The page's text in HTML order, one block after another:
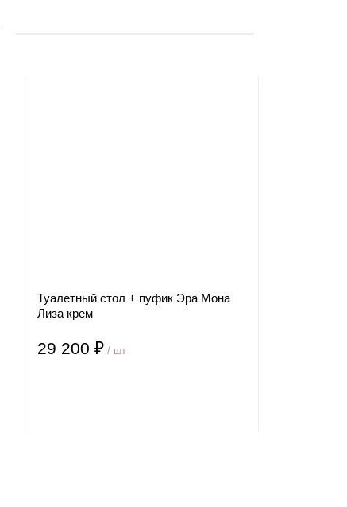
Туалетный стол + пуфик Эра Мона
Лиза крем
29 200 ₽/ шт